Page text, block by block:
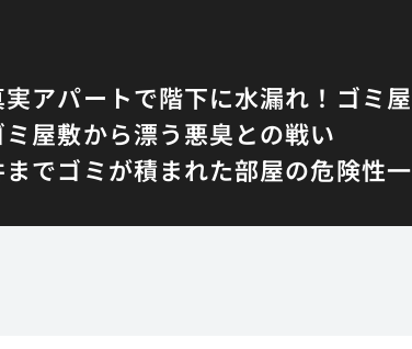
アパートで階下に水漏れ！ゴミ
屋敷から漂う悪臭との戦い
までゴミが積まれた部屋の危険性